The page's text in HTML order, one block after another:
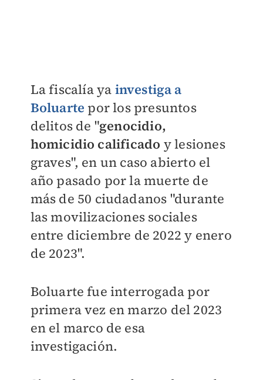
La fiscalía ya investiga a
Boluarte por los presuntos
delitos de "genocidio,
homicidio calificado y lesiones
graves", en un caso abierto el
año pasado por la muerte de
más de 50 ciudadanos "durante
las movilizaciones sociales
entre diciembre de 2022 y enero
de 2023".
Boluarte fue interrogada por
primera vez en marzo del 2023
en el marco de esa
investigación.